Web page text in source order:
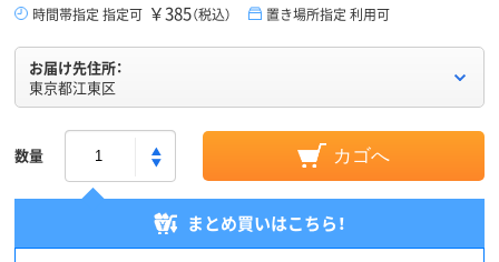
時間帯指定 指定可 ￥385（税込） 置き場所指定 利用可
お届け先住所：
東京都江東区
数量 カゴへ
まとめ買いはこちら！